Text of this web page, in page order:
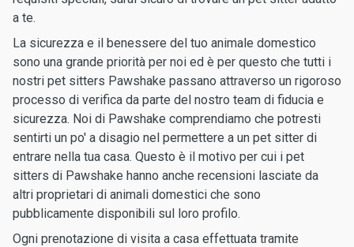
a te.
La sicurezza e il benessere del tuo animale domestico
sono una grande priorità per noi ed è per questo che tutti i
nostri pet sitters Pawshake passano attraverso un rigoroso
processo di verifica da parte del nostro team di fiducia e
sicurezza. Noi di Pawshake comprendiamo che potresti
sentirti un po' a disagio nel permettere a un pet sitter di
entrare nella tua casa. Questo è il motivo per cui i pet
sitters di Pawshake hanno anche recensioni lasciate da
altri proprietari di animali domestici che sono
pubblicamente disponibili sul loro profilo.
Ogni prenotazione di visita a casa effettuata tramite